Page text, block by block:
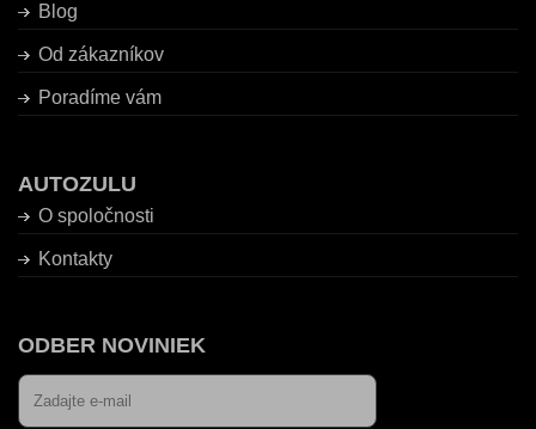
Blog
Od zákazníkov
Poradíme vám
AUTOZULU
O spoločnosti
Kontakty
ODBER NOVINIEK